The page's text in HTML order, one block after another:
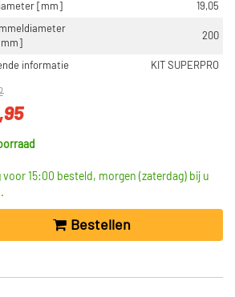
[mm]
19,05
200
informatie KIT SUPERPRO
voor 15:00 besteld, morgen (zaterdag) bij u
Bestellen